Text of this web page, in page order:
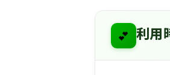
💕 利用